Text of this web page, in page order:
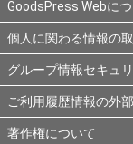
GoodsPress Webに
個人に関わる情報の
グループ情報セキュ
ご利用履歴情報の外
著作権について